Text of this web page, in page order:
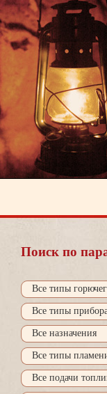
Поиск по
се типы
се типы
се назначения
се типы
се подачи